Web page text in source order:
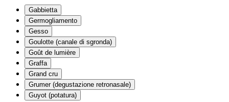
Gabbietta
Germogliamento
Gesso
Goulotte (canale di sgronda)
Goût de lumière
Graffa
Grand cru
Grumer (degustazione retronasale)
Guyot (potatura)